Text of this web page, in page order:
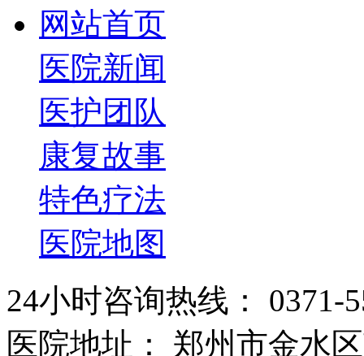
网站首页
医院新闻
医护团队
康复故事
特色疗法
医院地图
24小时咨询热线： 0371-
医院地址： 郑州市金水